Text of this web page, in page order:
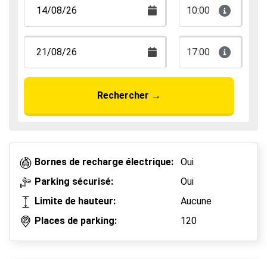
10:00
17:00
Rechercher →
Bornes de recharge électrique:
Oui
Parking sécurisé:
Oui
Limite de hauteur:
Aucune
Places de parking:
120